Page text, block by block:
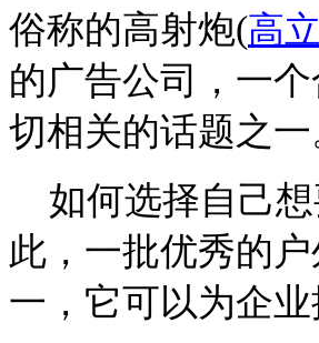
俗称的高射炮(高
的广告公司，一
切相关的话题之一
如何选择自己想
此，一批优秀的
一，它可以为企